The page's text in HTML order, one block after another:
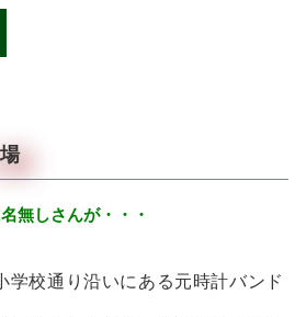
無しさんが・・・
学校通り沿いにある元時計バンド